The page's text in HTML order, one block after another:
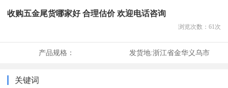
收购五金尾货哪家好 合理估价 欢迎电话咨询
浏览次数： 61 次
产品规格： 发货地:浙江省金华义乌市
关键词